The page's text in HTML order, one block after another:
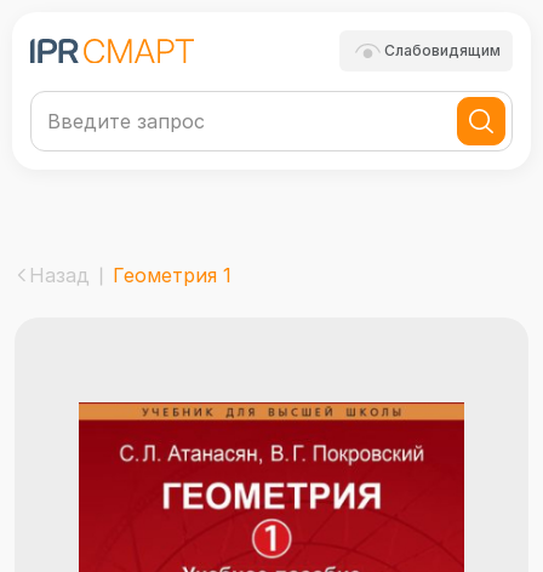
Слабовидящим
Назад Геометрия 1